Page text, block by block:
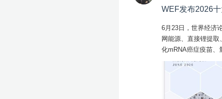
WEF发布2026
6月23日，世界经济
网能源、直接锂提
化mRNA癌症疫苗、
术彼此关联不大。